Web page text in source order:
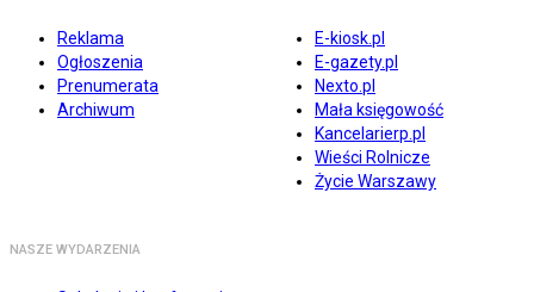
Reklama
Ogłoszenia
Prenumerata
Archiwum
E-kiosk.pl
E-gazety.pl
Nexto.pl
Mała księgowość
Kancelarierp.pl
Wieści Rolnicze
Życie Warszawy
NASZE WYDARZENIA